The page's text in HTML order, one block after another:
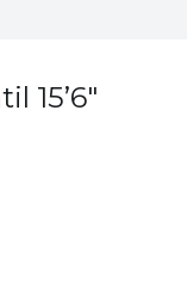
15’6″